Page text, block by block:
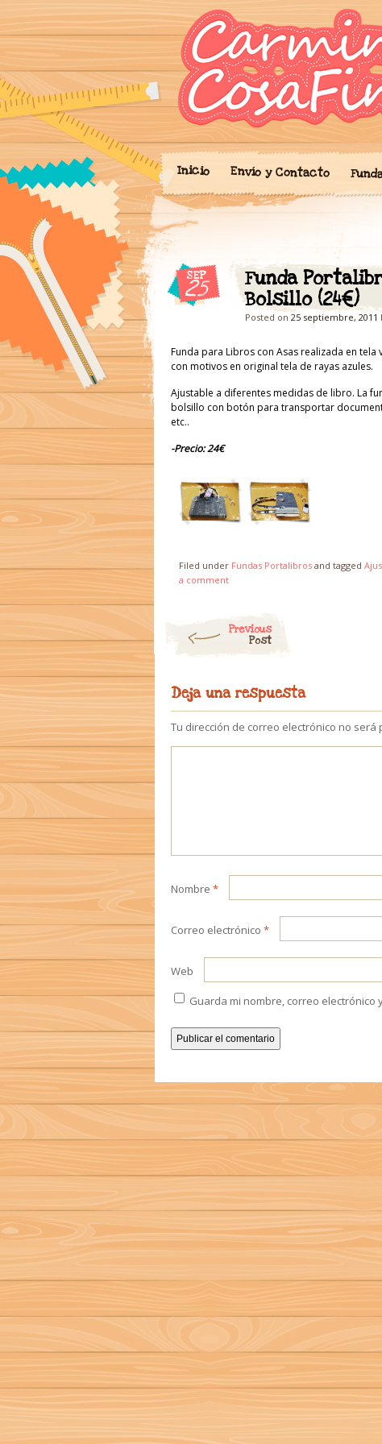
Blog donde
portalibros,
cariño.
Inicio Envío y Contacto
SEP
25
Funda
Bolsillo (24€)
Posted on 25 septiembre, 2011
Funda para Libros con Asas realizada en tela
con motivos en original tela de rayas azules.
Ajustable a diferentes medidas de libro. La
bolsillo con botón para transportar
etc..
-Precio: 24€
Filed under Fundas Portalibros and tagged
a comment
Previous
Post
Deja una respuesta
Tu dirección de correo electrónico no será
Nombre *
Correo electrónico *
Web
Guarda mi nombre, correo